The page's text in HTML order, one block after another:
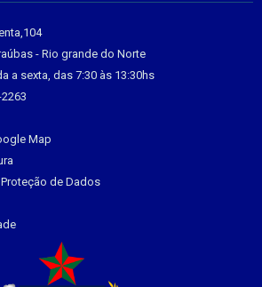
- Rio grande do Norte
a sexta, das 7:30 às 13:30hs
Map
Proteção de Dados